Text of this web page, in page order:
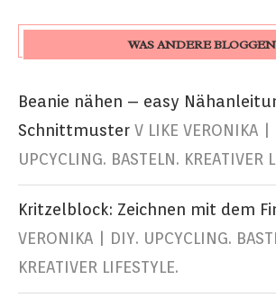
WAS ANDERE BLOGGEN
Beanie nähen – easy
Schnittmuster V LIKE VERONIKA |
UPCYCLING. BASTELN. KREATIVER
Kritzelblock: Zeichnen mit dem
VERONIKA | DIY. UPCYCLING.
KREATIVER LIFESTYLE.